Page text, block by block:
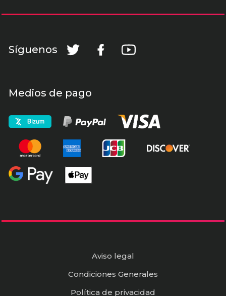
Síguenos
Medios de pago
Aviso legal
Condiciones Generales
Política de privacidad